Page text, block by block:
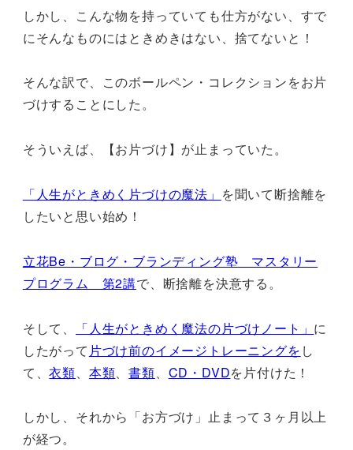
しかし、こんな物を持っていても仕方がない、すで
にそんなものにはときめきはない、捨てないと！
そんな訳で、このボールペン・コレクションをお片
づけすることにした。
そういえば、【お片づけ】が止まっていた。
「人生がときめく片づけの魔法」 を聞いて断捨離を
したいと思い始め！
立花Be・ブログ・ブランディング塾 マスタリー
プログラム 第2講で、断捨離を決意する。
そして、 「人生がときめく魔法の片づけノート」 に
したがって 片づけ前のイメージトレーニングを し
て、衣類 本類 、書類 CD・DVDを片付けた！
しかし、それから「お方づけ」止まって３ヶ月以上
が経つ。